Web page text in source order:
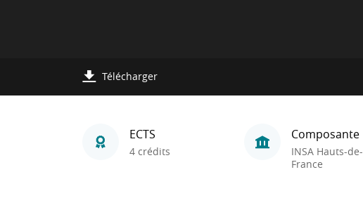
Télécharger
ECTS
4 crédits
Composante
INSA Hauts-de-
France